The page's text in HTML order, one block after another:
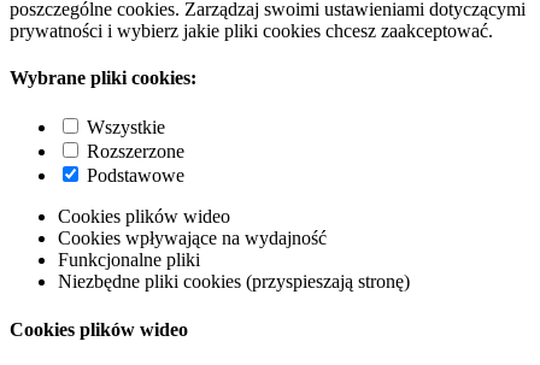
poszczególne cookies. Zarządzaj swoimi ustawieniami dotyczącymi
prywatności i wybierz jakie pliki cookies chcesz zaakceptować.
Wybrane pliki cookies:
Wszystkie
Rozszerzone
Podstawowe
Cookies plików wideo
Cookies wpływające na wydajność
Funkcjonalne pliki
Niezbędne pliki cookies (przyspieszają stronę)
Cookies plików wideo